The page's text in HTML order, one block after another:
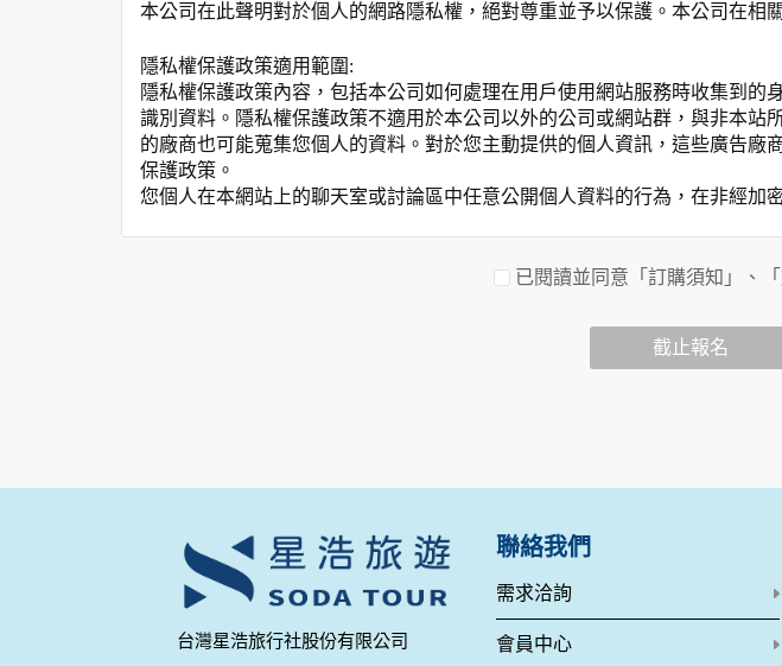
本公司在此聲明對於個人的網路隱私權，絕對尊重並予以保護。本公司在相
隱私權保護政策適用範圍:
隱私權保護政策內容，包括本公司如何處理在用戶使用網站服務時收集到
識別資料。隱私權保護政策不適用於本公司以外的公司或網站群，與非本
的廠商也可能蒐集您個人的資料。對於您主動提供的個人資訊，這些廣告
保護政策。
您個人在本網站上的聊天室或討論區中任意公開個人資料的行為，在非經加
為了在本網站提供您最佳的互動性服務，可能會請您提供相關個人的資料，
於一般瀏覽時，伺服器會自行記錄相關行徑，包括您使用連線設備的 IP 位
當客戶在本網站註冊時，我們會取得您的姓名、電話、住址、身份證字號
登入使用我們的服務後，本網站即取得您的資料。
其他除了上述，會保留您在上網瀏覽或查詢時，伺服器自行產生的相關記
錄等。本網站會對個別連線者的瀏覽器予以標示，歸納使用者瀏覽器在本
項記錄和您對應。請您注意，在本網站網刊登廣告之廠商，或與連結本網
網站有其個別的私權保護政策，其資料處理措施不適用本網站隱私權保護政
已閱讀並同意「訂購須知」、
截止報名
台灣星浩旅行社股份有限公司
聯絡我們
需求洽詢
會員中心